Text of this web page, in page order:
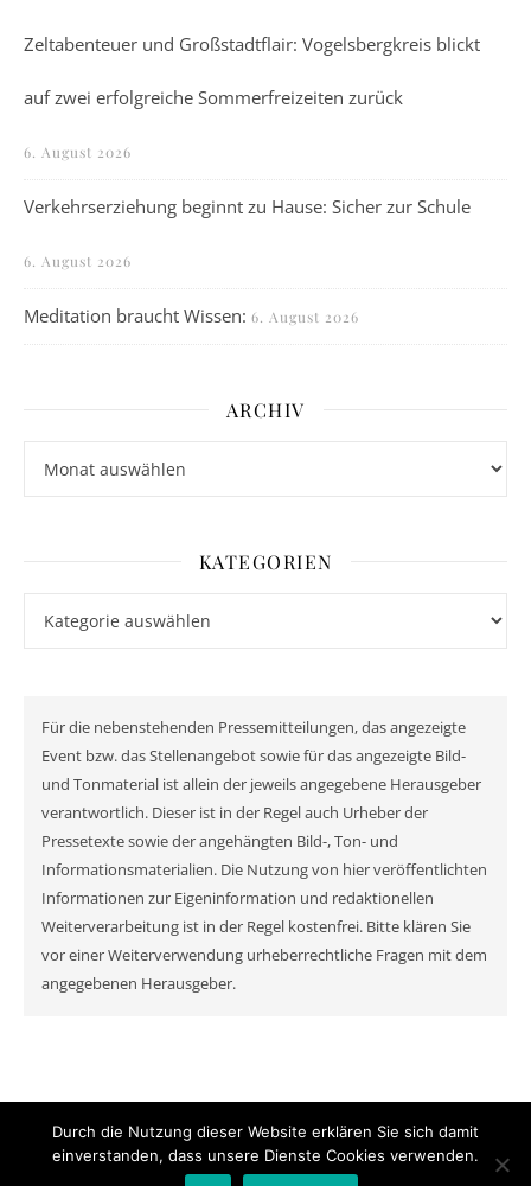
Zeltabenteuer und Großstadtflair: Vogelsbergkreis blickt
auf zwei erfolgreiche Sommerfreizeiten zurück
6. August 2026
Verkehrserziehung beginnt zu Hause: Sicher zur Schule
6. August 2026
Meditation braucht Wissen: 6. August 2026
ARCHIV
KATEGORIEN
Für die nebenstehenden Pressemitteilungen, das angezeigte
Event bzw. das Stellenangebot sowie für das angezeigte Bild-
und Tonmaterial ist allein der jeweils angegebene Herausgeber
verantwortlich. Dieser ist in der Regel auch Urheber der
Pressetexte sowie der angehängten Bild-, Ton- und
Informationsmaterialien. Die Nutzung von hier veröffentlichten
Informationen zur Eigeninformation und redaktionellen
Weiterverarbeitung ist in der Regel kostenfrei. Bitte klären Sie
vor einer Weiterverwendung urheberrechtliche Fragen mit dem
angegebenen Herausgeber.
© MyNewsChannel 2026
Durch die Nutzung dieser Website erklären Sie sich damit
einverstanden, dass unsere Dienste Cookies verwenden.